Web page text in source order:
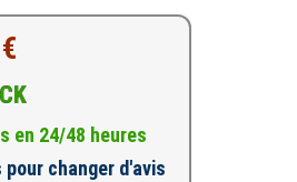
en 24/48 heures
pour changer d'avis